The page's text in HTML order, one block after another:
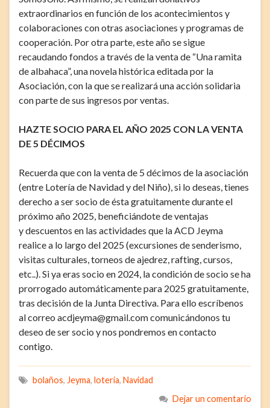
extraordinarios en función de los acontecimientos y
colaboraciones con otras asociaciones y programas de
cooperación. Por otra parte, este año se sigue
recaudando fondos a través de la venta de “Una ramita
de albahaca”, una novela histórica editada por la
Asociación, con la que se realizará una acción solidaria
con parte de sus ingresos por ventas.
HAZTE SOCIO PARA EL AÑO 2025 CON LA VENTA
DE 5 DÉCIMOS
Recuerda que con la venta de 5 décimos de la asociación
(entre Lotería de Navidad y del Niño), si lo deseas, tienes
derecho a ser socio de ésta gratuitamente durante el
próximo año 2025, beneficiándote de ventajas
y descuentos en las actividades que la ACD Jeyma
realice a lo largo del 2025 (excursiones de senderismo,
visitas culturales, torneos de ajedrez, rafting, cursos,
etc..). Si ya eras socio en 2024, la condición de socio se ha
prorrogado automáticamente para 2025 gratuitamente,
tras decisión de la Junta Directiva. Para ello escríbenos
al correo acdjeyma@gmail.com comunicándonos tu
deseo de ser socio y nos pondremos en contacto
contigo.
bolaños, Jeyma, loteria, Navidad
Dejar un comentario